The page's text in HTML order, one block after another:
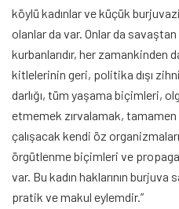
köylü kadınlar ve küçük
olanlar da var. Onlar da
kurbanlarıdır, her zamankinden
kitlelerinin geri, politika dışı
darlığı, tüm yaşama biçimleri,
etmemek zırvalamak, tamamen
çalışacak kendi öz
örgütlenme biçimleri ve
var. Bu kadın haklarının
pratik ve makul eylemdir.”